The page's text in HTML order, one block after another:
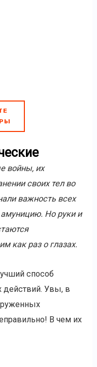
войны, их
своих тел во
важность всех
Но руки и
как раз о глазах.
способ
действий. Увы, в
В чем их